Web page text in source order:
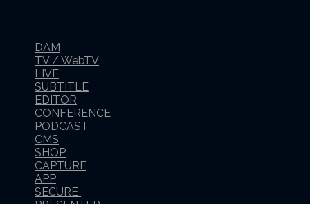
DAM
TV / WebTV
LIVE
SUBTITLE
EDITOR
CONFERENCE
PODCAST
CMS
SHOP
CAPTURE
APP
SECURE